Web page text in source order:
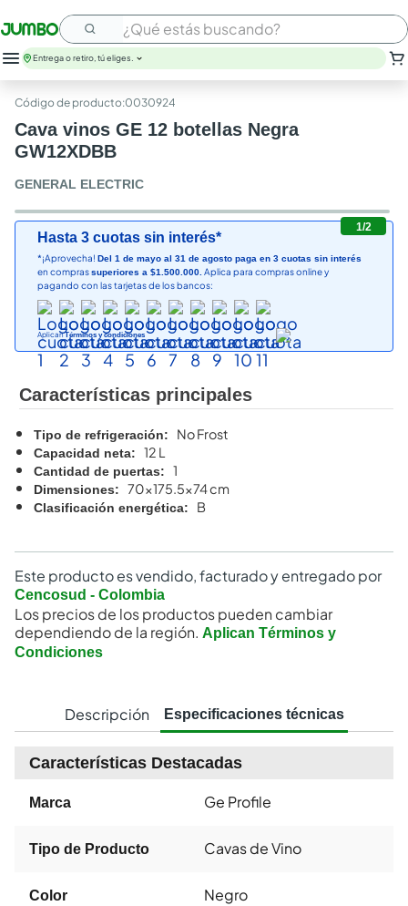
¿Qué estás buscando?
Entrega o retiro, tú eliges.
:0030924
Cava vinos GE 12 botellas Negra
GW12XDBB
GENERAL ELECTRIC
1/2
Hasta 3 cuotas sin interés*
*¡Aprovecha! Del 1 de mayo al 31 de agosto paga en 3 cuotas sin interés
en comprassuperiores a $1.500.000. Aplica para compras online y
pagando con las tarjetas de los bancos:
AplicanTérminos y condiciones
Características principales
Tipo de refrigeración: No Frost
Capacidad neta: 12 L
Cantidad de puertas: 1
Dimensiones: 70x175.5x74 cm
Clasificación energética: B
Este producto es vendido, facturado y entregado por
Cencosud - Colombia
Los precios de los productos pueden cambiar
dependiendo de la región. Aplican Términos y
Condiciones
Descripción Especificaciones técnicas
Características Destacadas
Marca Ge Profile
Tipo de Producto Cavas de Vino
Color Negro